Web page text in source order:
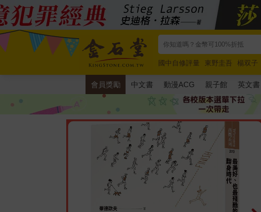
國中自修評量 東野圭吾 楊双子
唯紅花綻放
奧德賽 路邊攤新作
會員獎勵 中文書 動漫ACG 親子館 英文書